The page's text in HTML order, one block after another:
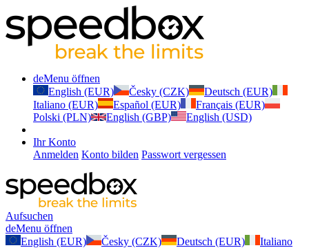
deMenu öffnen
English (EUR)
Česky (CZK)
Deutsch (EUR)
Italiano (EUR)
Español (EUR)
Français (EUR)
Polski (PLN)
English (GBP) English (USD)
Ihr Konto
Anmelden Konto bilden Passwort vergessen
Aufsuchen
deMenu öffnen
English (EUR)
Česky (CZK) Deutsch (EUR)
Italiano